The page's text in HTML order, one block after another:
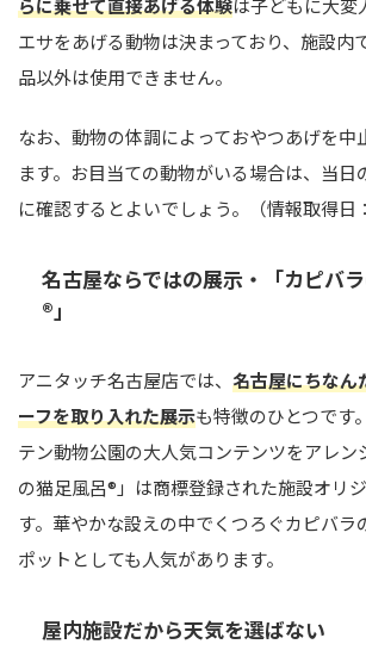
エサをあげる動物は決まっており、施設内
品以外は使用できません。
なお、動物の体調によっておやつあげを中
ます。お目当ての動物がいる場合は、当日
に確認するとよいでしょう。（情報取得日
名古屋ならではの展示・「カピバ
®」
アニタッチ名古屋店では、 名古屋にちなん
ーフを取り入れた展示も特徴のひとつです
テン動物公園の大人気コンテンツをアレン
の猫足風呂®」は商標登録された施設オリ
す。華やかな設えの中でくつろぐカピバラ
ポットとしても人気があります。
屋内施設だから天気を選ばない